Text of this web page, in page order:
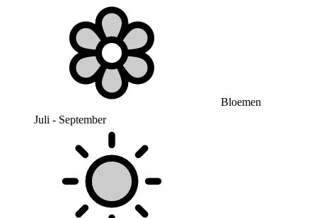
Bloemen
Juli - September